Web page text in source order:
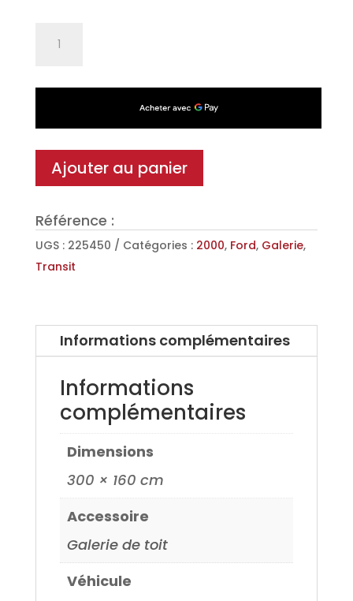
SUPEROMEGA
pour
transit
C
ou
Ajouter au panier
Référence :
UGS : 225450 Catégories : 2000, Ford, Galerie,
Transit
Informations complémentaires
Informations
complémentaires
Dimensions
300 × 160 cm
Accessoire
Galerie de toit
Véhicule